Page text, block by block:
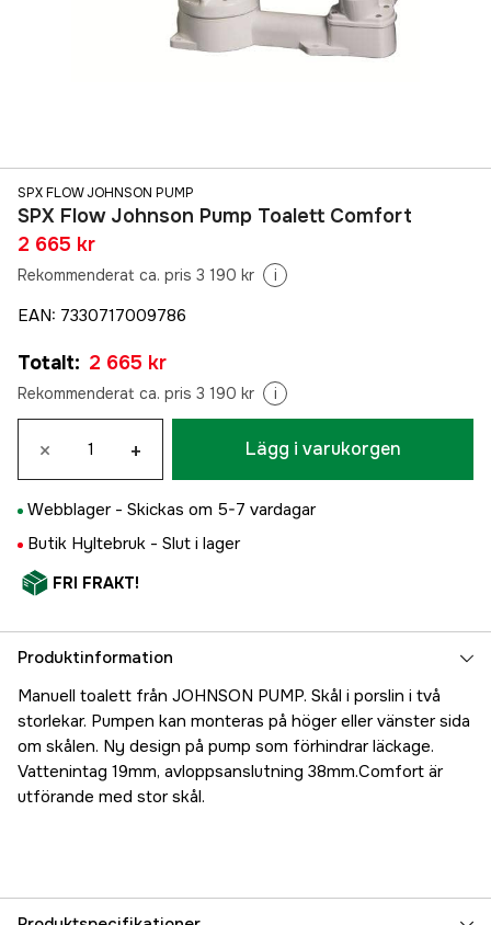
SPX FLOW JOHNSON PUMP
SPX Flow Johnson Pump Toalett Comfort
2 665 kr
Rekommenderat ca. pris 3 190 kr i
EAN: 7330717009786
Totalt: 2 665 kr
Rekommenderat ca. pris 3 190 kr i
× + Lägg i varukorgen
Webblager - Skickas om 5-7 vardagar
Butik Hyltebruk - Slut i lager
FRI FRAKT!
Produktinformation
Manuell toalett från JOHNSON PUMP. Skål i porslin i två
storlekar. Pumpen kan monteras på höger eller vänster sida
om skålen. Ny design på pump som förhindrar läckage.
Vattenintag 19mm, avloppsanslutning 38mm.Comfort är
utförande med stor skål.